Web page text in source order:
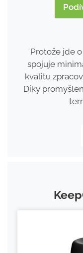
Protože jde
spojuje
kvalitu
Díky